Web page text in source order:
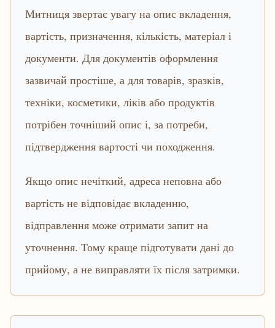
Митниця звертає увагу на опис вкладення,
вартість, призначення, кількість, матеріал і
документи. Для документів оформлення
зазвичай простіше, а для товарів, зразків,
техніки, косметики, ліків або продуктів
потрібен точніший опис і, за потреби,
підтвердження вартості чи походження.
Якщо опис нечіткий, адреса неповна або
вартість не відповідає вкладенню,
відправлення може отримати запит на
уточнення. Тому краще підготувати дані до
прийому, а не виправляти їх після затримки.